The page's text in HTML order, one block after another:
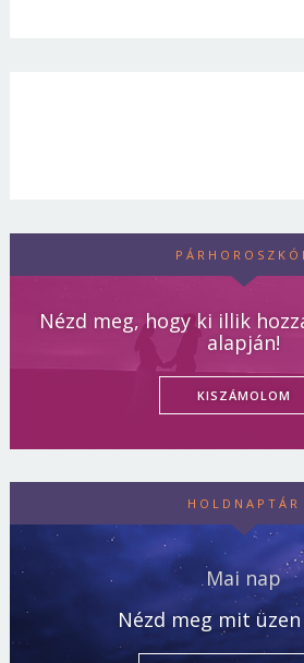
Nézd meg, hogy ki illik
alapján!
KISZÁMOLOM
HOLDNAPTÁR
Mai nap
Nézd meg mit